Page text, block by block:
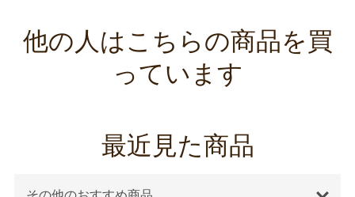
他の人はこちらの商品を買
っています
最近見た商品